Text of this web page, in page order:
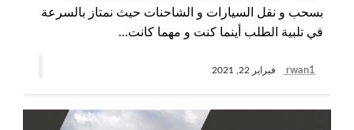
بسحب و نقل السيارات و الشاحنات حيث نمتاز بالسرعة
في تلبية الطلب أينما كنت و مهما كانت…
rwan1 فبراير 22, 2021